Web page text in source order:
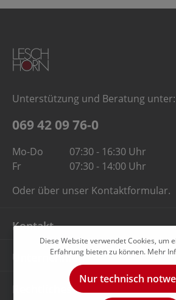
Unterstützung und Beratung unter:
069 42 09 76-0
Mo-Do
07:30 - 16:30 Uhr
Fr
07:30 - 14:00 Uhr
Oder über unser Kontaktformular.
Kontakt
Unternehmen
Rechtliches
Diese Website verwendet Cookies, um
Erfahrung bieten zu können. Mehr
Nur technisch